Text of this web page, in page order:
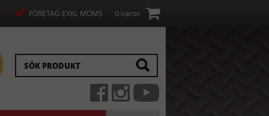
0 varor
FÖRETAG EXKL MOMS